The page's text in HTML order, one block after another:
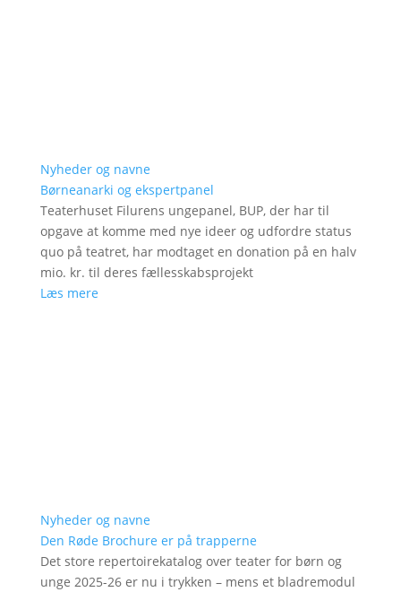
Nyheder og navne
Børneanarki og ekspertpanel
Teaterhuset Filurens ungepanel, BUP, der har til
opgave at komme med nye ideer og udfordre status
quo på teatret, har modtaget en donation på en halv
mio. kr. til deres fællesskabsprojekt
Læs mere
Nyheder og navne
Den Røde Brochure er på trapperne
Det store repertoirekatalog over teater for børn og
unge 2025-26 er nu i trykken – mens et bladremodul